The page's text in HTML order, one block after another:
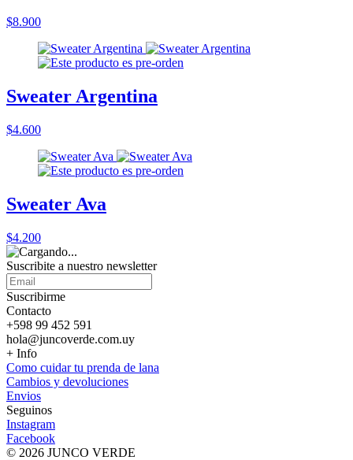
$8.900
Sweater Argentina
$4.600
Sweater Ava
$4.200
Suscribite a nuestro newsletter
Suscribirme
Contacto
+598 99 452 591
hola@juncoverde.com.uy
+ Info
Como cuidar tu prenda de lana
Cambios y devoluciones
Envios
Seguinos
Instagram
Facebook
© 2026 JUNCO VERDE